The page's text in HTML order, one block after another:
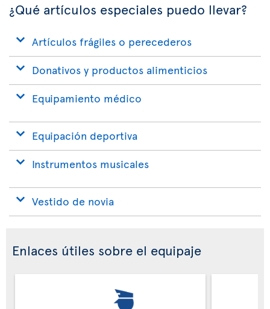
¿Qué artículos especiales puedo llevar?
Artículos frágiles o perecederos
Donativos y productos alimenticios
Equipamiento médico
Equipación deportiva
Instrumentos musicales
Vestido de novia
Enlaces útiles sobre el equipaje